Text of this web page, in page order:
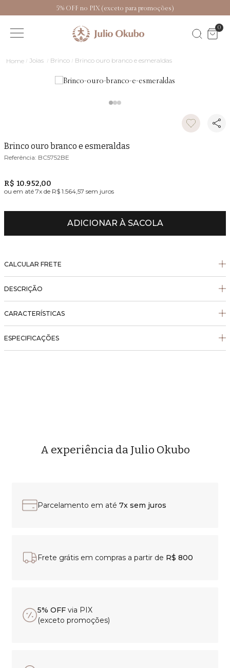
5% OFF no PIX (exceto para promoções)
0
Joias Brinco Brinco ouro branco e esmeraldas
Brinco ouro branco e esmeraldas
BC5752BE
R$ 10.952,00
ou em até 7x de R$ 1.564,57 sem juros
ADICIONAR À SACOLA
CALCULAR FRETE
DESCRIÇÃO
CARACTERÍSTICAS
ESPECIFICAÇÕES
A experiência da Julio Okubo
Parcelamento em até 7x sem juros
Frete grátis em compras a partir de R$ 800
5% OFF via PIX
(exceto promoções)